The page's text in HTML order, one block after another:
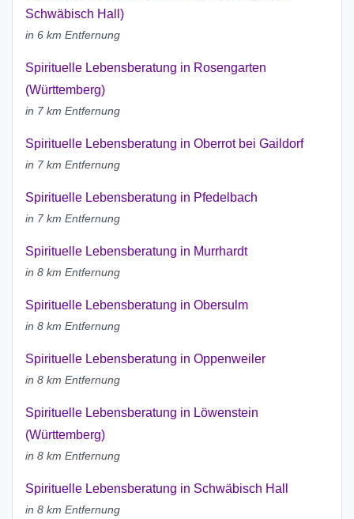
Schwäbisch Hall)
in 6 km Entfernung
Spirituelle Lebensberatung in Rosengarten
(Württemberg)
in 7 km Entfernung
Spirituelle Lebensberatung in Oberrot bei Gaildorf
in 7 km Entfernung
Spirituelle Lebensberatung in Pfedelbach
in 7 km Entfernung
Spirituelle Lebensberatung in Murrhardt
in 8 km Entfernung
Spirituelle Lebensberatung in Obersulm
in 8 km Entfernung
Spirituelle Lebensberatung in Oppenweiler
in 8 km Entfernung
Spirituelle Lebensberatung in Löwenstein
(Württemberg)
in 8 km Entfernung
Spirituelle Lebensberatung in Schwäbisch Hall
in 8 km Entfernung